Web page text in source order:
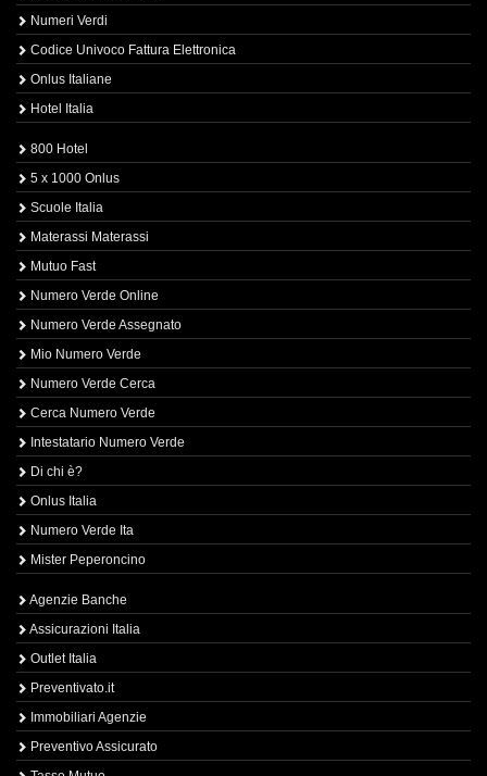
Numeri Verdi
Codice Univoco Fattura Elettronica
Onlus Italiane
Hotel Italia
800 Hotel
5 x 1000 Onlus
Scuole Italia
Materassi Materassi
Mutuo Fast
Numero Verde Online
Numero Verde Assegnato
Mio Numero Verde
Numero Verde Cerca
Cerca Numero Verde
Intestatario Numero Verde
Di chi è?
Onlus Italia
Numero Verde Ita
Mister Peperoncino
Agenzie Banche
Assicurazioni Italia
Outlet Italia
Preventivato.it
Immobiliari Agenzie
Preventivo Assicurato